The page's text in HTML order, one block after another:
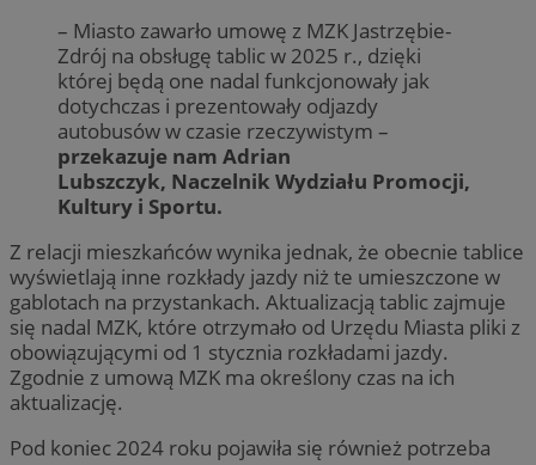
– Miasto zawarło umowę z MZK Jastrzębie-
Zdrój na obsługę tablic w 2025 r., dzięki
której będą one nadal funkcjonowały jak
dotychczas i prezentowały odjazdy
autobusów w czasie rzeczywistym –
przekazuje nam Adrian
Lubszczyk, Naczelnik Wydziału Promocji,
Kultury i Sportu.
Z relacji mieszkańców wynika jednak, że obecnie tablice
wyświetlają inne rozkłady jazdy niż te umieszczone w
gablotach na przystankach. Aktualizacją tablic zajmuje
się nadal MZK, które otrzymało od Urzędu Miasta pliki z
obowiązującymi od 1 stycznia rozkładami jazdy.
Zgodnie z umową MZK ma określony czas na ich
aktualizację.
Pod koniec 2024 roku pojawiła się również potrzeba